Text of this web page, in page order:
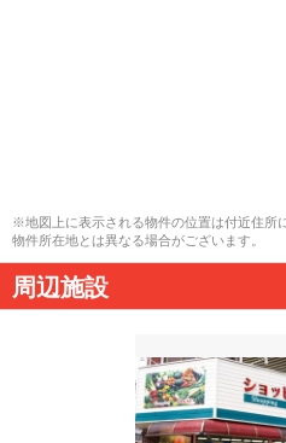
※地図上に表示される物件の位置は付近住所
物件所在地とは異なる場合がございます。
周辺施設